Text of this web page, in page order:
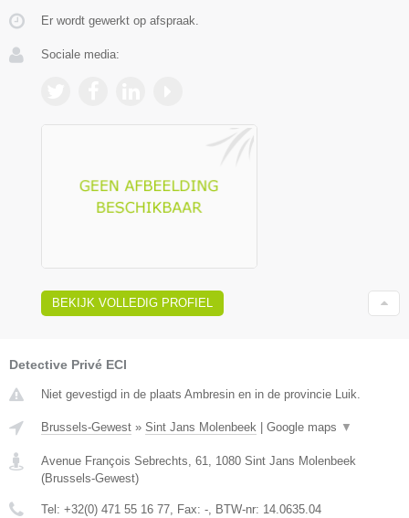
Er wordt gewerkt op afspraak.
Sociale media:
BEKIJK VOLLEDIG PROFIEL
Detective Privé ECI
Niet gevestigd in de plaats Ambresin en in de provincie Luik.
Brussels-Gewest » Sint Jans Molenbeek Google maps ▼
Avenue François Sebrechts, 61, 1080 Sint Jans Molenbeek
(Brussels-Gewest)
Tel: +32(0) 471 55 16 77, Fax: -, BTW-nr: 14.0635.04